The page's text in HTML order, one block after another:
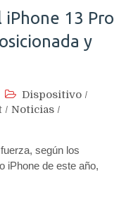
13 Pro
y
Dispositivo /
/ Noticias /
según los
iPhone de este año,